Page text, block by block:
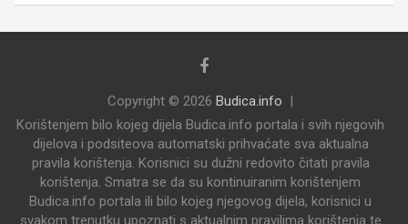
Copyright © 2026 Budica.info
Korištenjem bilo kojeg dijela Budica.info portala i svih njegovih
dijelova i podsiteova automatski prihvaćate sva aktualna
pravila korištenja. Korisnici su dužni redovito čitati pravila
korištenja. Smatra se da su kontinuiranim korištenjem
Budica.info portala ili bilo kojeg njegovog dijela, korisnici u
svakom trenutku upoznati s aktualnim pravilima korištenja te